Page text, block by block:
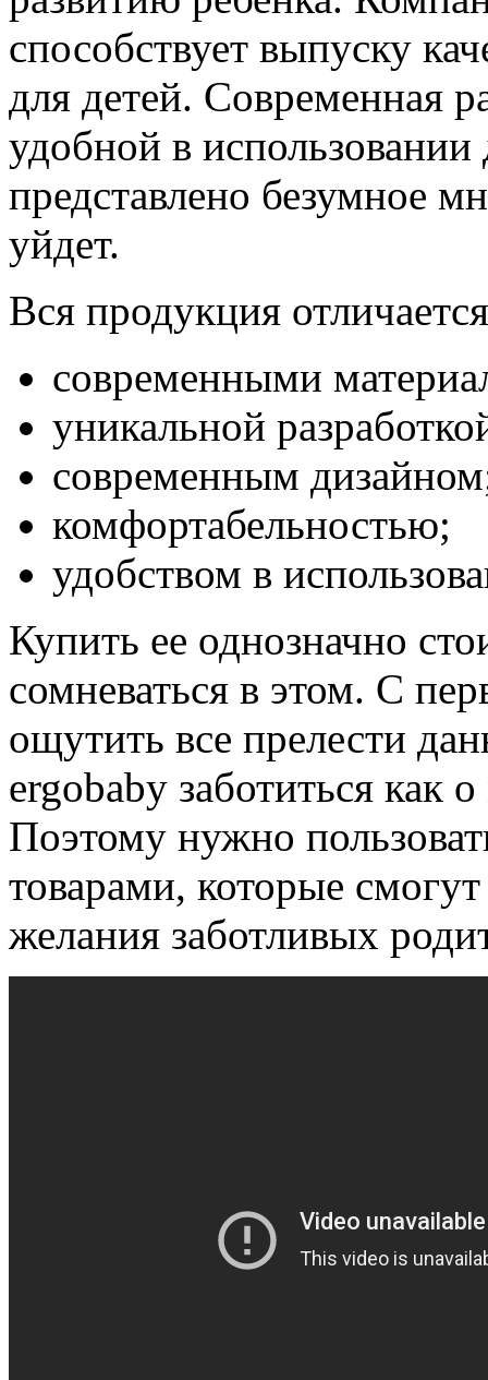
способствует выпуску
для детей. Современная
удобной в
представлено безумное
уйдет.
Вся продукция
современными
уникальной
современным
комфортабельностью;
удобством в
Купить ее однозначно
сомневаться в этом. С
ощутить все прелести
ergobaby заботиться как
Поэтому нужно
товарами, которые
желания заботливых